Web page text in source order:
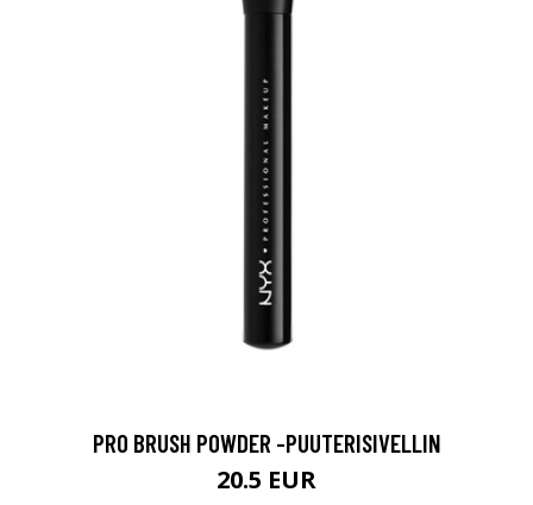
PRO BRUSH POWDER -PUUTERISIVELLIN
20.5 EUR